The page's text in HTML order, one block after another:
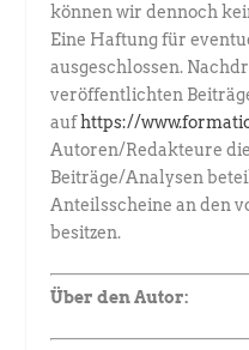
können wir dennoch
Eine Haftung für
ausgeschlossen.
veröffentlichten
aufhttps://
Autoren/Redakteure
Beiträge/Analysen
Anteilsscheine an den
besitzen.
Über den Autor: